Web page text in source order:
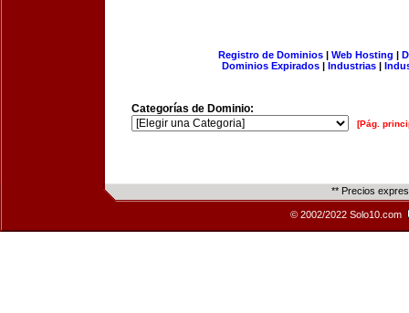
Registro de Dominios| Web Hosting |
Dominios Expirados | Industrias |
Categorías de Dominio:
[Pág.
** Precios
© 2002/2022 Solo10.com